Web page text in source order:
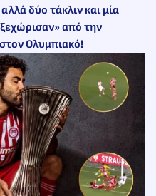
δύο τάκλιν και μία
από την
Ολυμπιακό!